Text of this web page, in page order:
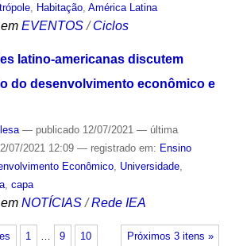
, Habitação, América Latina
EVENTOS /Ciclos
latino-americanas discutem
do desenvolvimento econômico e
— publicado12/07/2021 — última
07/2021 12:09 — registrado em: Ensino
Econômico, Universidade,
, capa
NOTÍCIAS /Rede IEA
Próximos 3 itens »
1 … 9 10